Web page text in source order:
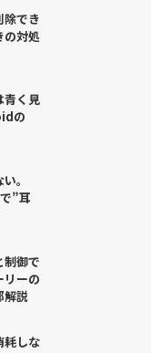
除でき
の対処
青く見
の
。
”耳
制御で
リーの
解説
耗しな